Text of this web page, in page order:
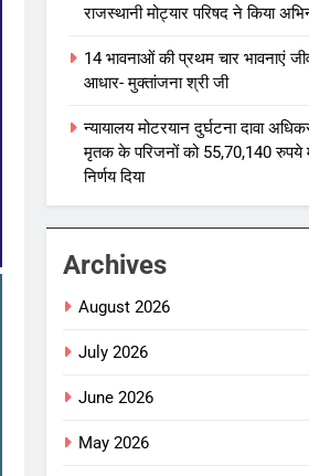
राजस्थानी मोट्यार परिषद ने किया
14 भावनाओं की प्रथम चार भावनाएं
आधार- मुक्तांजना श्री जी
न्यायालय मोटरयान दुर्घटना दावा
मृतक के परिजनों को 55,70,140
निर्णय दिया
Archives
August 2026
July 2026
June 2026
May 2026